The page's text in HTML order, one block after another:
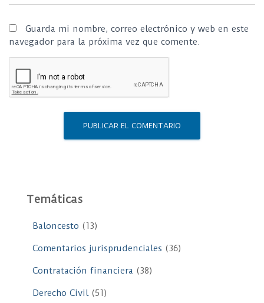
Guarda mi nombre, correo electrónico y web en este
navegador para la próxima vez que comente.
Temáticas
Baloncesto (13)
Comentarios jurisprudenciales (36)
Contratación financiera (38)
Derecho Civil(51)